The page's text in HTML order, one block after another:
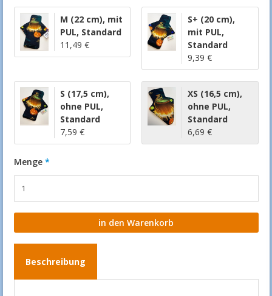
M (22 cm), mit
PUL, Standard
11,49 €
S+ (20 cm),
mit PUL,
Standard
9,39 €
S (17,5 cm),
ohne PUL,
Standard
7,59 €
XS (16,5 cm),
ohne PUL,
Standard
6,69 €
Menge
Beschreibung